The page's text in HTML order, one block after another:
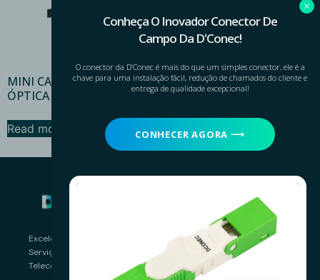
MINI CAIXA DE EMENDA
ÓPTICA CEO 72 FO
Read more
Excelência em Produtos e
Serviços para o Mercado
Telecom Brasileiro.
Sobre nós
Nossos produtos
Contato
Suporte Cliente
Conheça O Inovador Conector De
Campo Da D'Conec!
O conector da D’Conec é mais do que um simples conector, ele é a
chave para uma instalação fácil, redução de chamados do cliente e
entrega de qualidade excepcional!
CONHECER AGORA ⟶